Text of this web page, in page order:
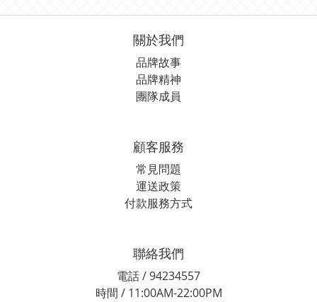
關於我們
品牌故事
品牌精神
團隊成員
顧客服務
常見問題
運送政策
付款服務方式
聯絡我們
電話 / 94234557
時間 / 11:00AM-22:00PM